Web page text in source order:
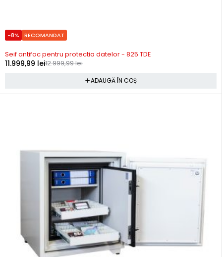
-8% RECOMANDAT
Precomanda
Seif antifoc pentru protectia datelor - 825 TDE
12.999,99lei
11.999,99 lei
ADAUGĂ ÎN COȘ